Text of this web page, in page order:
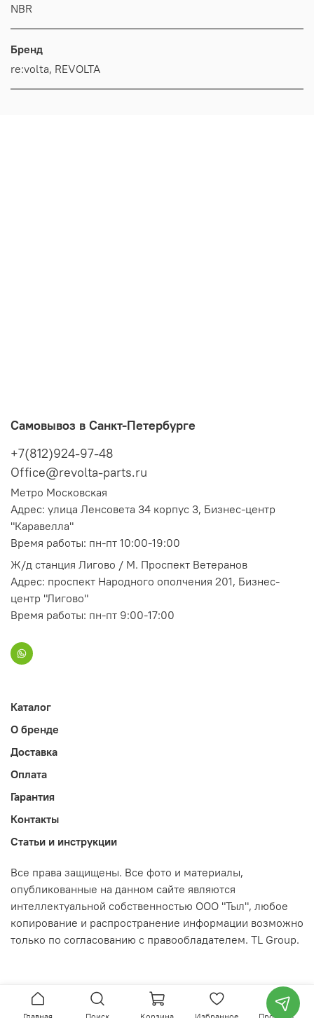
NBR
Бренд
re:volta, REVOLTA
Самовывоз в Санкт-Петербурге
+7(812)924-97-48
Office@revolta-parts.ru
Метро Московская
Адрес: улица Ленсовета 34 корпус 3, Бизнес-центр
"Каравелла"
Время работы: пн-пт 10:00-19:00
Ж/д станция Лигово / М. Проспект Ветеранов
Адрес: проспект Народного ополчения 201, Бизнес-
центр "Лигово"
Время работы: пн-пт 9:00-17:00
Каталог
О бренде
Доставка
Оплата
Гарантия
Контакты
Статьи и инструкции
Все права защищены. Все фото и материалы,
опубликованные на данном сайте являются
интеллектуальной собственностью ООО "Тыл", любое
копирование и распространение информации возможно
только по согласованию с правообладателем. TL Group.